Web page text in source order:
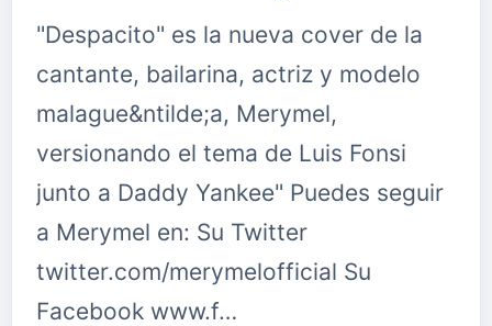
"Despacito" es la nueva cover de la
cantante, bailarina, actriz y modelo
malague&ntilde;a, Merymel,
versionando el tema de Luis Fonsi
junto a Daddy Yankee" Puedes seguir
a Merymel en: Su Twitter
twitter.com/merymelofficial Su
Facebook www.f…